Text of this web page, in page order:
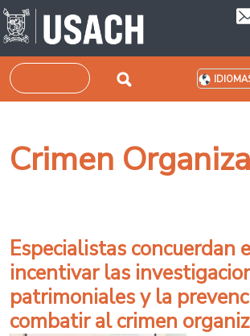
Pasar al contenido principal
Buscar
Crimen
Especialistas concuerdan
incentivar las
patrimoniales y la
combatir al crimen